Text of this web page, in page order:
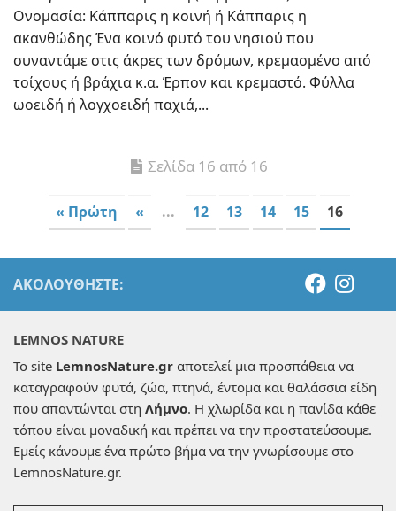
Ονομασία: Κάππαρις η κοινή ή Κάππαρις η
ακανθώδης Ένα κοινό φυτό του νησιού που
συναντάμε στις άκρες των δρόμων, κρεμασμένο από
τοίχους ή βράχια κ.α. Έρπον και κρεμαστό. Φύλλα
ωοειδή ή λογχοειδή παχιά,...
Σελίδα 16 από 16
« Πρώτη « ... 12 13 14 15 16
ΑΚΟΛΟΥΘΉΣΤΕ:
LEMNOS NATURE
Το site LemnosNature.gr αποτελεί μια προσπάθεια να
καταγραφούν φυτά, ζώα, πτηνά, έντομα και θαλάσσια είδη
που απαντώνται στη Λήμνο. Η χλωρίδα και η πανίδα κάθε
τόπου είναι μοναδική και πρέπει να την προστατεύσουμε.
Εμείς κάνουμε ένα πρώτο βήμα να την γνωρίσουμε στο
LemnosNature.gr.